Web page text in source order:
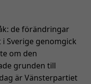
de förändringar
Sverige genomgick
om den
grunden till
är Vänsterpartiet